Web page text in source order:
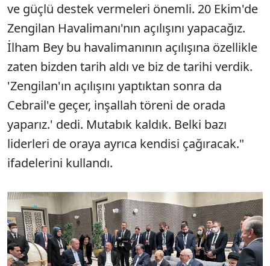
ve güçlü destek vermeleri önemli. 20 Ekim'de
Zengilan Havalimanı'nın açılışını yapacağız.
İlham Bey bu havalimanının açılışına özellikle
zaten bizden tarih aldı ve biz de tarihi verdik.
'Zengilan'ın açılışını yaptıktan sonra da
Cebrail'e geçer, inşallah töreni de orada
yaparız.' dedi. Mutabık kaldık. Belki bazı
liderleri de oraya ayrıca kendisi çağıracak."
ifadelerini kullandı.